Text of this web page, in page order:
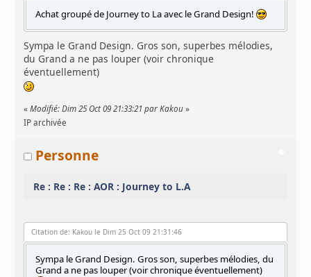
Achat groupé de Journey to La avec le Grand Design!
Sympa le Grand Design. Gros son, superbes mélodies,
du Grand a ne pas louper (voir chronique
éventuellement)
«Modifié: Dim 25 Oct 09 21:33:21 par Kakou »
IP archivée
Personne
Re : Re : Re : AOR : Journey to L.A
Citation de: Kakou le Dim 25 Oct 09 21:31:46
Sympa le Grand Design. Gros son, superbes mélodies, du
Grand a ne pas louper (voir chronique éventuellement)